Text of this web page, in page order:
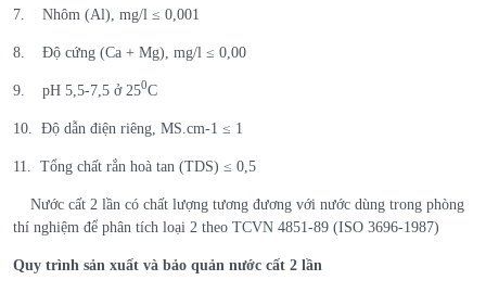
7. Nhôm (Al), mg/l ≤ 0,001
8. Độ cứng (Ca + Mg), mg/l ≤ 0,00
9. pH 5,5-7,5 ở 250C
10. Độ dẫn điện riêng, MS.cm-1 ≤ 1
11. Tổng chất rắn hoà tan (TDS) ≤ 0,5
Nước cất 2 lần có chất lượng tương đương với nước dùng trong phòng
thí nghiệm để phân tích loại 2 theo TCVN 4851-89 (ISO 3696-1987)
Quy trình sản xuất và bảo quản nước cất 2 lần